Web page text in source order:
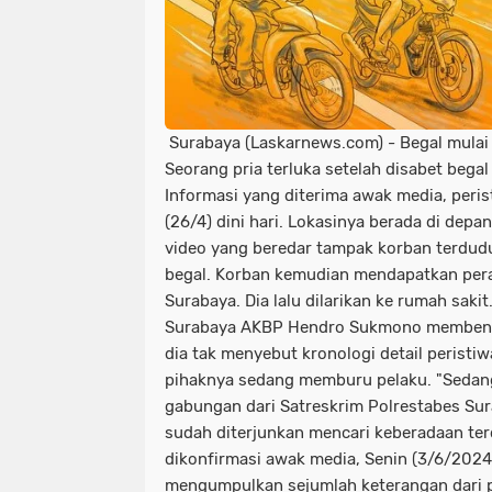
Dua Pemuda Tewas Adu Banteng di
Gratis Parkir Asal Bayar Pajak
Infrastruktur Jalan Dusun Kateng
iyyah Baitur Rohman Gelar Maulidur
Jagal dan Pedagang RPH Pegirian
Kakorlantas Ingatkan Pemudik
KCB Jatim Tantang Adu Data!
Kerugian Akibat Kericuhan yang
KPK Periksa Eks Ketua DPRD Jatim
LSM PLPI Gelar Istighosah Qubro di
Meluap hingga ke
destinasi wisata di bangkalan
dua pemuda tewas adu banteng
getaran terasa di blitar gratis
imbas aksi demo di ketapang
ingatkan harus humanis iyyah
jagal dan pedagang rph pegirian
kakorlantas ingatkan pemudik
kcb jatim tantang adu data!
kerugian akibat kericuhan yang
kpk periksa eks ketua dprd jatim
lsm plpi gelar istighosah qubro di
Surabaya (Laskarnews.com) - Begal
Seorang pria terluka setelah disabet
Informasi yang diterima awak media,
(26/4) dini hari. Lokasinya berada di
video yang beredar tampak korban
begal. Korban kemudian mendapatkan
Surabaya. Dia lalu dilarikan ke rumah
Surabaya AKBP Hendro Sukmono
dia tak menyebut kronologi detail
pihaknya sedang memburu pelaku.
gabungan dari Satreskrim Polrestabes
sudah diterjunkan mencari keberadaan
dikonfirmasi awak media, Senin (3/6/
mengumpulkan sejumlah keterangan dari